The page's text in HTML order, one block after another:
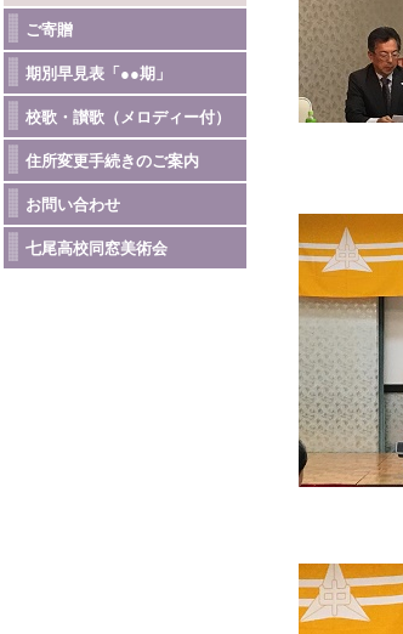
ご寄贈
期別早見表「●●期」
校歌・讃歌（メロディー付）
住所変更手続きのご案内
お問い合わせ
七尾高校同窓美術会